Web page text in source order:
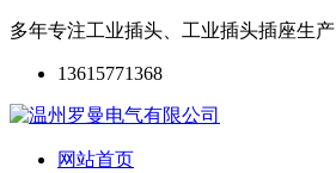
多年专注工业插头、工业插头插座生产
13615771368
网站首页